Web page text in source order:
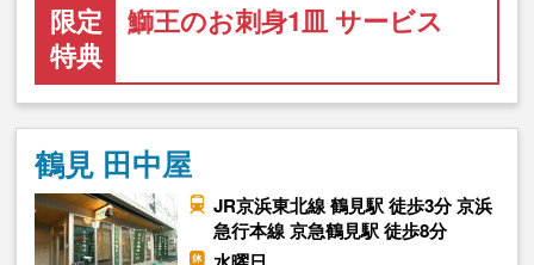
限定
特典
鰤王のお刺身1皿 サービス
鶴見 田中屋
JR京浜東北線 鶴見駅 徒歩3分 京浜
急行本線 京急鶴見駅 徒歩8分